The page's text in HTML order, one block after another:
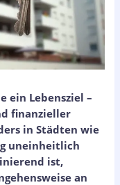
ein Lebensziel –
finanzieller
in Städten wie
uneinheitlich
ist,
an